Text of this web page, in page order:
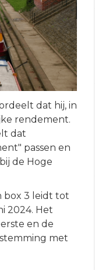
dat hij, in
rendement.
dat
passen en
de Hoge
box 3 leidt tot
2024. Het
en de
met